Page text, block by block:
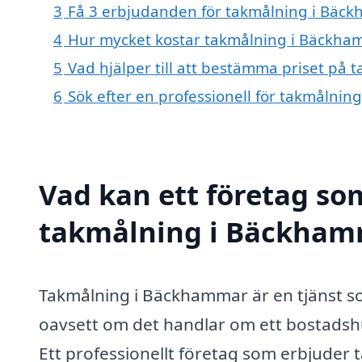
3 Få 3 erbjudanden för takmålning i
4 Hur mycket kostar takmålning i
5 Vad hjälper till att bestämma priset på
6 Sök efter en professionell för
Vad kan ett företag
takmålning i
Takmålning i Bäckhammar är en tjänst
oavsett om det handlar om ett
Ett professionellt företag som erbjuder